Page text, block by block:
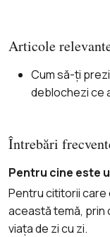
Articole
Cum să-ți
deblochezi ce
Întrebări
Pentru cine este
Pentru cititorii care
această temă, prin
viața de zi cu zi.